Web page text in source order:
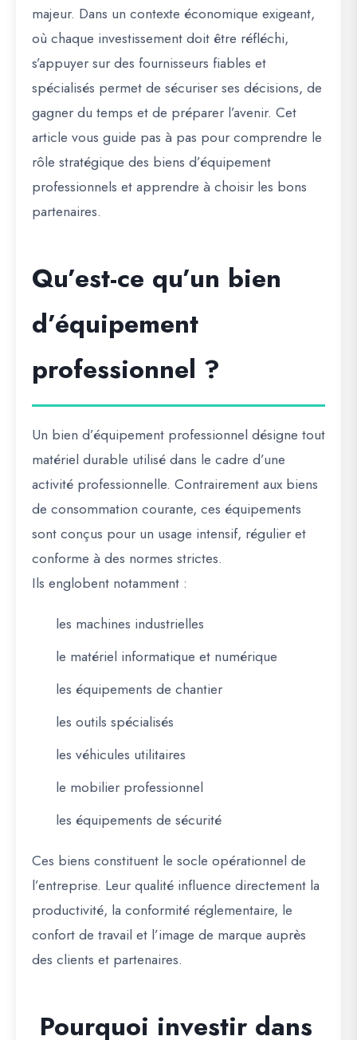
majeur. Dans un contexte économique exigeant,
où chaque investissement doit être réfléchi,
s’appuyer sur des fournisseurs fiables et
spécialisés permet de sécuriser ses décisions, de
gagner du temps et de préparer l’avenir. Cet
article vous guide pas à pas pour comprendre le
rôle stratégique des biens d’équipement
professionnels et apprendre à choisir les bons
partenaires.
Qu’est-ce qu’un bien
d’équipement
professionnel ?
Un bien d’équipement professionnel désigne tout
matériel durable utilisé dans le cadre d’une
activité professionnelle. Contrairement aux biens
de consommation courante, ces équipements
sont conçus pour un usage intensif, régulier et
conforme à des normes strictes.
Ils englobent notamment :
les machines industrielles
le matériel informatique et numérique
les équipements de chantier
les outils spécialisés
les véhicules utilitaires
le mobilier professionnel
les équipements de sécurité
Ces biens constituent le socle opérationnel de
l’entreprise. Leur qualité influence directement la
productivité, la conformité réglementaire, le
confort de travail et l’image de marque auprès
des clients et partenaires.
Pourquoi investir dans